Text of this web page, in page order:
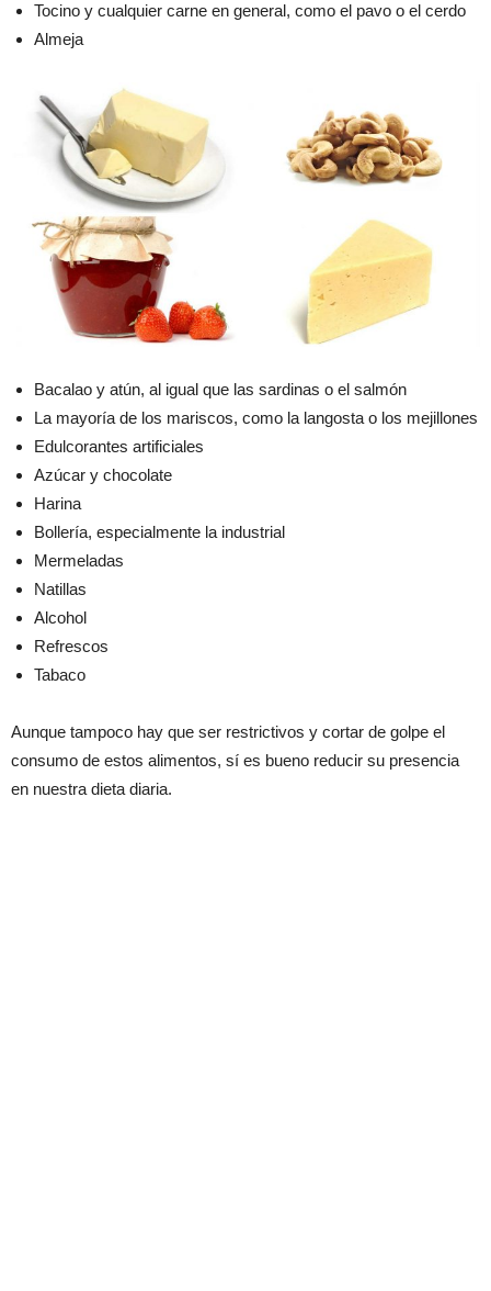
Tocino y cualquier carne en general, como el pavo o el cerdo
Almeja
Bacalao y atún, al igual que las sardinas o el salmón
La mayoría de los mariscos, como la langosta o los mejillones
Edulcorantes artificiales
Azúcar y chocolate
Harina
Bollería, especialmente la industrial
Mermeladas
Natillas
Alcohol
Refrescos
Tabaco
Aunque tampoco hay que ser restrictivos y cortar de golpe el
consumo de estos alimentos, sí es bueno reducir su presencia
en nuestra dieta diaria.